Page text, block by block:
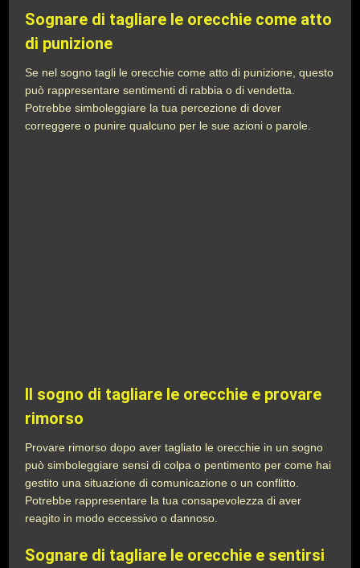
Sognare di tagliare le orecchie come atto
di punizione
Se nel sogno tagli le orecchie come atto di punizione, questo
può rappresentare sentimenti di rabbia o di vendetta.
Potrebbe simboleggiare la tua percezione di dover
correggere o punire qualcuno per le sue azioni o parole.
Il sogno di tagliare le orecchie e provare
rimorso
Provare rimorso dopo aver tagliato le orecchie in un sogno
può simboleggiare sensi di colpa o pentimento per come hai
gestito una situazione di comunicazione o un conflitto.
Potrebbe rappresentare la tua consapevolezza di aver
reagito in modo eccessivo o dannoso.
Sognare di tagliare le orecchie e sentirsi